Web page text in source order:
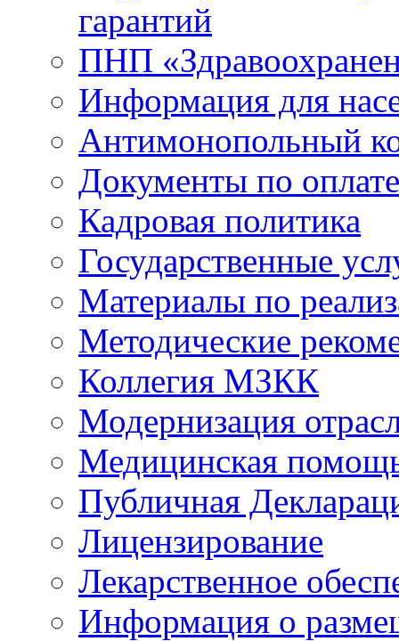
гарантий
ПНП
Информация для
Антимонопольный
Документы по
Кадровая политика
Государственные
Материалы по
Методические
Коллегия МЗКК
Модернизация
Медицинская
Публичная
Лицензирование
Лекарственное
Информация о